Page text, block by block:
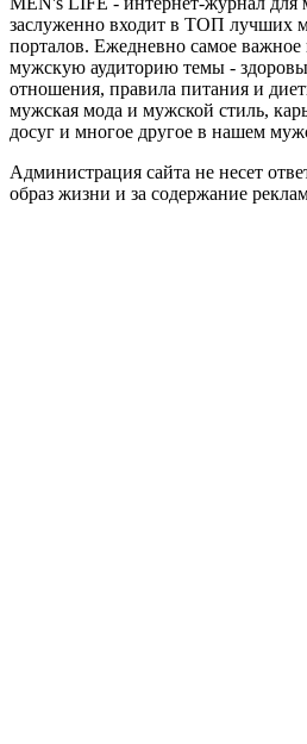
заслуженно входит в ТОП лучших
порталов. Ежедневно самое
мужскую аудиторию темы -
отношения, правила питания и
мужская мода и мужской стиль,
досуг и многое другое в нашем
Администрация сайта не несет
образ жизни и за содержание